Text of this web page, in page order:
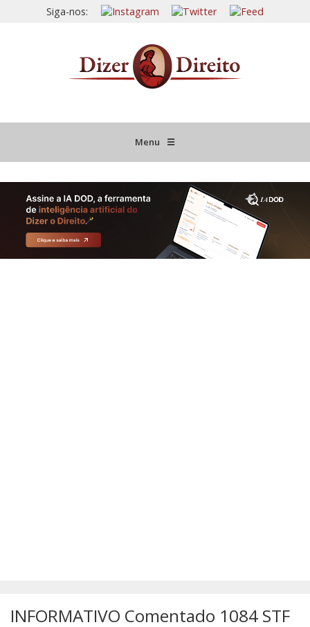
Siga-nos:
Menu ☰
JURISPRUDÊNCIA COMENTADA
INFORMATIVOS COMENTADOS
INFORMATIVO Comentado 1084 STF